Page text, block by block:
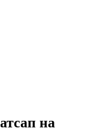
на